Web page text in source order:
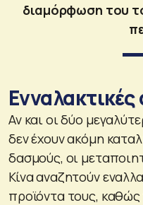
διαμόρφωση του
Ενναλακτικές
Αν και οι δύο
δεν έχουν ακόμη
δασμούς, οι
Κίνα αναζητούν
προϊόντα τους,